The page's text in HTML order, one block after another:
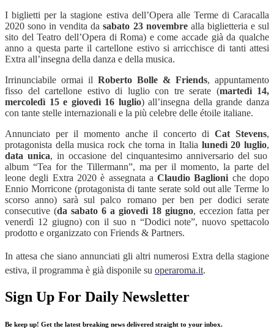
I biglietti per la stagione estiva dell’Opera alle Terme di Caracalla
2020 sono in vendita dasabato 23 novembre alla biglietteria e sul
sito del Teatro dell’Opera di Roma) e come accade già da qualche
anno a questa parte il cartellone estivo si arricchisce di tanti attesi
Extra all’insegna della danza e della musica.
Irrinunciabile ormai il Roberto Bolle & Friends, appuntamento
fisso del cartellone estivo di luglio con tre serate (martedì 14,
mercoledì 15 e giovedì 16 luglio)all’insegna della grande danza
con tante stelle internazionali e la più celebre delle étoile italiane.
Annunciato per il momento anche il concerto diCat Stevens,
protagonista della musica rock che torna in Italia lunedì 20 luglio,
data unica, in occasione del cinquantesimo anniversario del suo
album “Tea for the Tillermann”, ma per il momento, la parte del
leone degli Extra 2020 è assegnata aClaudio Baglioni che dopo
Ennio Morricone (protagonista di tante serate sold out alle Terme lo
scorso anno) sarà sul palco romano per ben per dodici serate
consecutive (da sabato 6 a giovedì 18 giugno, eccezion fatta per
venerdì 12 giugno) con il suo n “Dodici note”,nuovo spettacolo
prodotto e organizzato con Friends & Partners.
In attesa che siano annunciati gli altri numerosi Extra della stagione
estiva, il programma è già disponile su operaroma.it.
Sign Up For Daily Newsletter
Be keep up! Get the latest breaking news delivered straight to your inbox.